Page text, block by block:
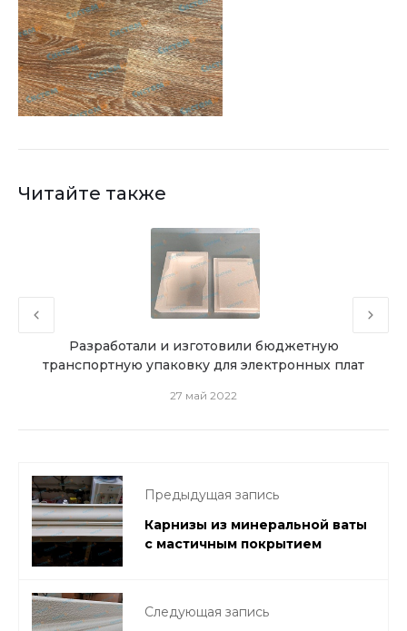
Читайте также
Разработали и изготовили бюджетную
транспортную упаковку для электронных плат
27 май 2022
Предыдущая запись
Карнизы из минеральной ваты
с мастичным покрытием
Следующая запись